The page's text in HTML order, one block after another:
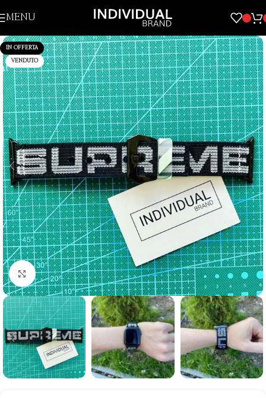
Skip to navigation
MENU
IN OFFERTA
VENDUTO
clicca per ingrandire